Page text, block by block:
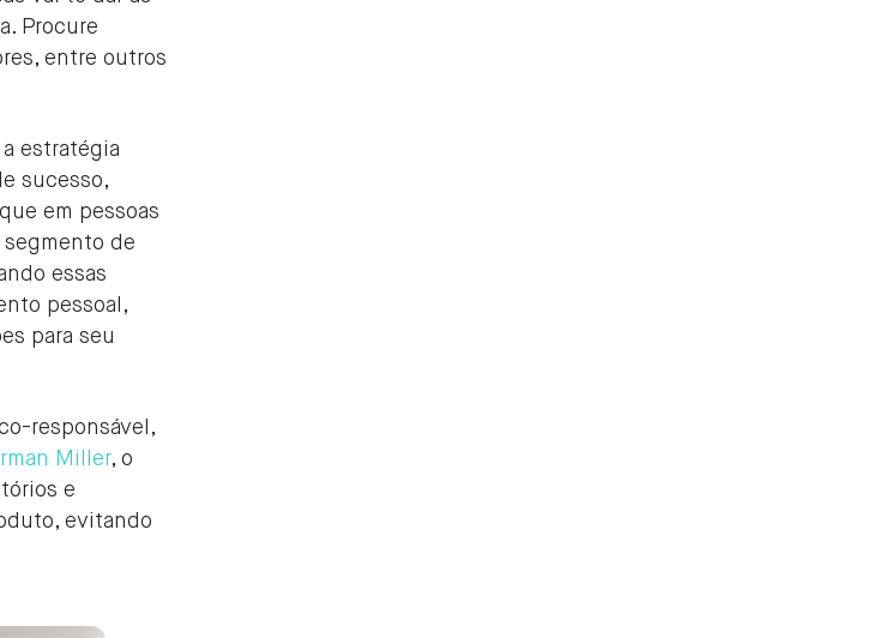
Procure
entre outros
estratégia
sucesso,
em pessoas
de
essas
pessoal,
para seu
responsável,
Miller, o
e
evitando